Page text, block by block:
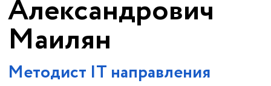
Александрович
Маилян
Методист IT направления